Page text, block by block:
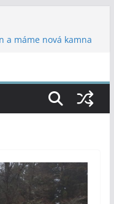
a máme nová kamna
sadech